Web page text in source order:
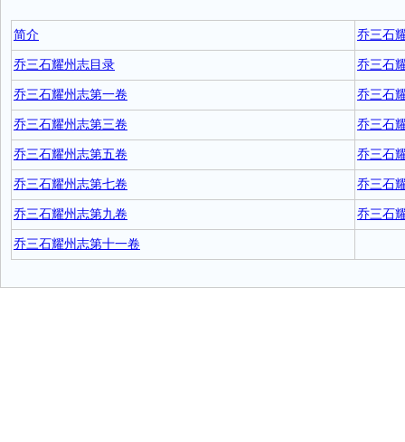
简介 乔三石
乔三石耀州志目录 乔三石
乔三石耀州志第一卷 乔三石
乔三石耀州志第三卷 乔三石
乔三石耀州志第五卷 乔三石
乔三石耀州志第七卷 乔三石
乔三石耀州志第九卷 乔三石
乔三石耀州志第十一卷